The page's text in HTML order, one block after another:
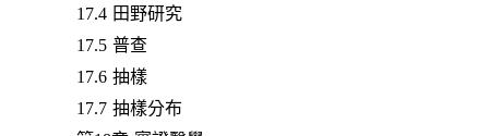
17.4 田野研究
17.5 普查
17.6 抽樣
17.7 抽樣分布